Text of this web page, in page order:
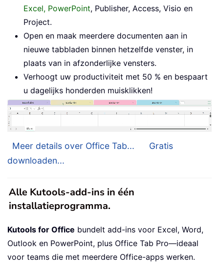
Excel, PowerPoint, Publisher, Access, Visio en
Project.
Open en maak meerdere documenten aan in
nieuwe tabbladen binnen hetzelfde venster, in
plaats van in afzonderlijke vensters.
Verhoogt uw productiviteit met 50 % en bespaart
u dagelijks honderden muisklikken!
Meer details over Office Tab...
Gratis
downloaden...
Alle Kutools-add-ins in één
installatieprogramma.
Kutools for Office bundelt add-ins voor Excel, Word,
Outlook en PowerPoint, plus Office Tab Pro—ideaal
voor teams die met meerdere Office-apps werken.